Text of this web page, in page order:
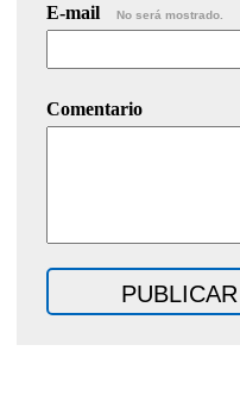
E-mail No será mostrado.
Comentario